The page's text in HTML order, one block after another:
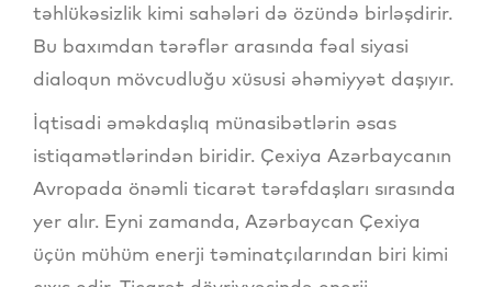
təhlükəsizlik kimi sahələri də özündə birləşdirir.
Bu baxımdan tərəflər arasında fəal siyasi
dialoqun mövcudluğu xüsusi əhəmiyyət daşıyır.
İqtisadi əməkdaşlıq münasibətlərin əsas
istiqamətlərindən biridir. Çexiya Azərbaycanın
Avropada önəmli ticarət tərəfdaşları sırasında
yer alır. Eyni zamanda, Azərbaycan Çexiya
üçün mühüm enerji təminatçılarından biri kimi